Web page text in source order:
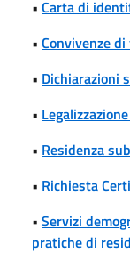
• Carta di
• Convivenze
• Dichiarazioni
•
• Residenza
• Richiesta
• Servizi
pratiche di